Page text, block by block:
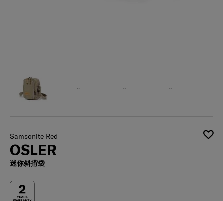
Samsonite Red
OSLER
迷你斜揹袋